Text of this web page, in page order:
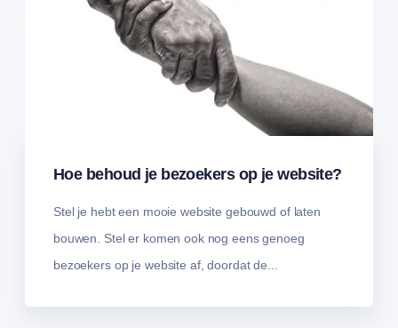
Hoe behoud je bezoekers op je website?
Stel je hebt een mooie website gebouwd of laten
bouwen. Stel er komen ook nog eens genoeg
bezoekers op je website af, doordat de...